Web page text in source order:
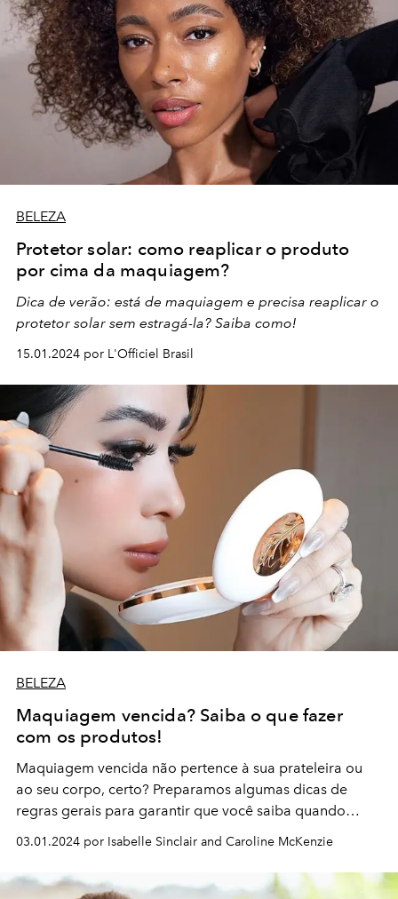
BELEZA
Protetor solar: como reaplicar o produto
por cima da maquiagem?
Dica de verão: está de maquiagem e precisa reaplicar o
protetor solar sem estragá-la? Saiba como!
15.01.2024 por L'Officiel Brasil
BELEZA
Maquiagem vencida? Saiba o que fazer
com os produtos!
Maquiagem vencida não pertence à sua prateleira ou
ao seu corpo, certo? Preparamos algumas dicas de
regras gerais para garantir que você saiba quando
substituir seus produtos
03.01.2024 por Isabelle Sinclair and Caroline McKenzie